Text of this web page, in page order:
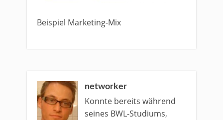
Beispiel Marketing-Mix
networker
Konnte bereits während
seines BWL-Studiums,